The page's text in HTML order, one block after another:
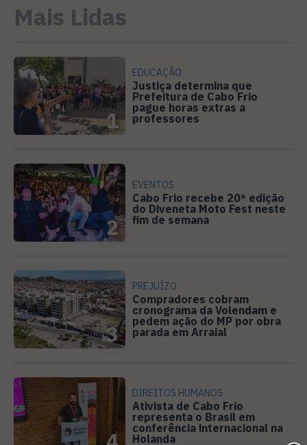
Mais Lidas
1
EDUCAÇÃO
Justiça determina que
Prefeitura de Cabo Frio
pague horas extras a
professores
2
EVENTOS
Cabo Frio recebe 20ª edição
do Diveneta Moto Fest neste
fim de semana
3
PREJUÍZO
Compradores cobram
cronograma da Volendam e
pedem ação do MP por obra
parada em Arraial
DIREITOS HUMANOS
Ativista de Cabo Frio
representa o Brasil em
conferência internacional na
Holanda